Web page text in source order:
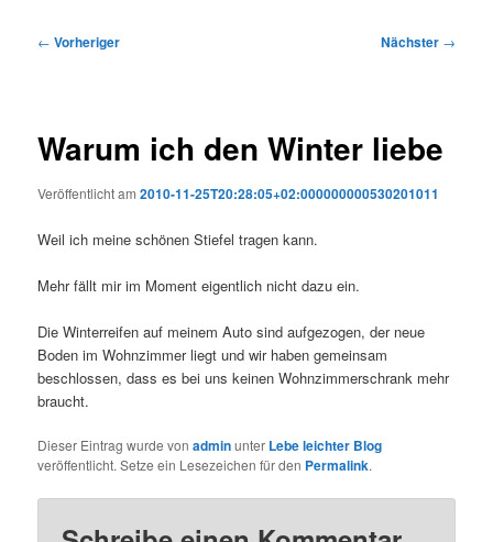
Beitragsnavigation
← Vorheriger Nächster →
Warum ich den Winter liebe
Veröffentlicht am2010-11-25T20:28:05+02:000000000530201011
Weil ich meine schönen Stiefel tragen kann.
Mehr fällt mir im Moment eigentlich nicht dazu ein.
Die Winterreifen auf meinem Auto sind aufgezogen, der neue
Boden im Wohnzimmer liegt und wir haben gemeinsam
beschlossen, dass es bei uns keinen Wohnzimmerschrank mehr
braucht.
Dieser Eintrag wurde vonadminunter Lebe leichter Blog
veröffentlicht. Setze ein Lesezeichen für den Permalink.